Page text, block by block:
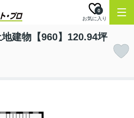
お気に入り
0
建物【960】120.94坪